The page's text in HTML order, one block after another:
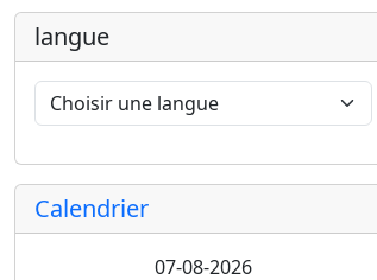
langue
Calendrier
07-08-2026